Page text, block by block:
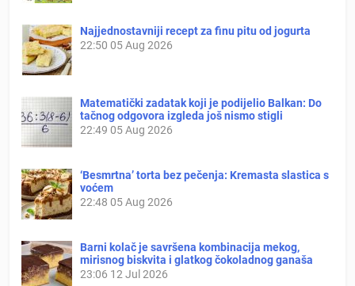
Najjednostavniji recept za finu pitu od jogurta
22:50 05 Aug 2026
Matematički zadatak koji je podijelio Balkan: Do
tačnog odgovora izgleda još nismo stigli
22:49 05 Aug 2026
‘Besmrtna’ torta bez pečenja: Kremasta slastica s
voćem
22:48 05 Aug 2026
Barni kolač je savršena kombinacija mekog,
mirisnog biskvita i glatkog čokoladnog ganaša
23:06 12 Jul 2026